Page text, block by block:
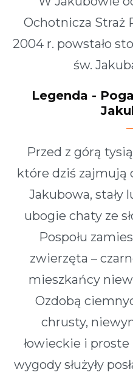
Ochotnicza Straż
2004 r. powstało
św.
Legenda -
Przed z górą
które dziś zajmują
Jakubowa, stały
ubogie chaty ze
Pospołu
zwierzęta –
mieszkańcy
Ozdobą
chrusty,
łowieckie i proste
wygody służyły